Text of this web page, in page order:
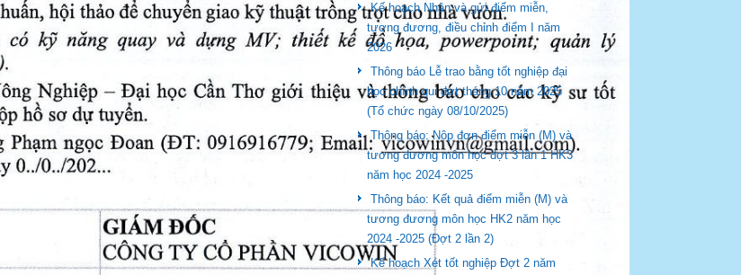
Kế hoạch Nhận và gửi điểm miễn,
tương đương, điều chỉnh điểm I năm
2026
Thông báo Lễ trao bằng tốt nghiệp đại
học chính qui đợt tháng 10 năm 2025
(Tổ chức ngày 08/10/2025)
Thông báo: Nộp đơn điểm miễn (M) và
tương đương môn học đợt 3 lần 1 HK3
năm học 2024 -2025
Thông báo: Kết quả điểm miễn (M) và
tương đương môn học HK2 năm học
2024 -2025 (Đợt 2 lần 2)
Kế hoạch Xét tốt nghiệp Đợt 2 năm